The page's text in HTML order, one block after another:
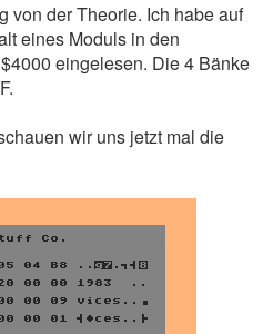
von der Theorie. Ich habe auf
eines Moduls in den
eingelesen. Die 4 Bänke
wir uns jetzt mal die